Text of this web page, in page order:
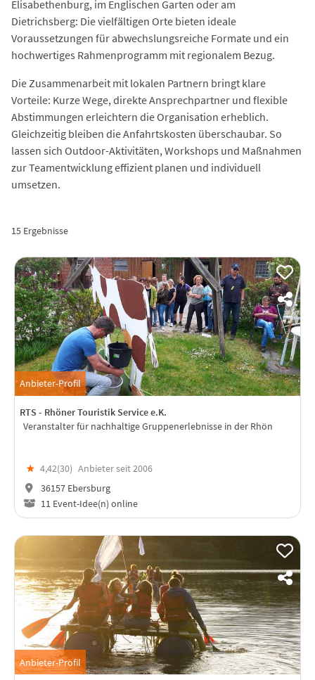
Elisabethenburg, im Englischen Garten oder am
Dietrichsberg: Die vielfältigen Orte bieten ideale
Voraussetzungen für abwechslungsreiche Formate und ein
hochwertiges Rahmenprogramm mit regionalem Bezug.
Die Zusammenarbeit mit lokalen Partnern bringt klare
Vorteile: Kurze Wege, direkte Ansprechpartner und flexible
Abstimmungen erleichtern die Organisation erheblich.
Gleichzeitig bleiben die Anfahrtskosten überschaubar. So
lassen sich Outdoor-Aktivitäten, Workshops und Maßnahmen
zur Teamentwicklung effizient planen und individuell
umsetzen.
15 Ergebnisse
Anbieter-Profil
RTS - Rhöner Touristik Service e.K.
Veranstalter für nachhaltige Gruppenerlebnisse in der Rhön
★ 4,42(30) Anbieter seit 2006
36157 Ebersburg
11 Event-Idee(n) online
Anbieter-Profil